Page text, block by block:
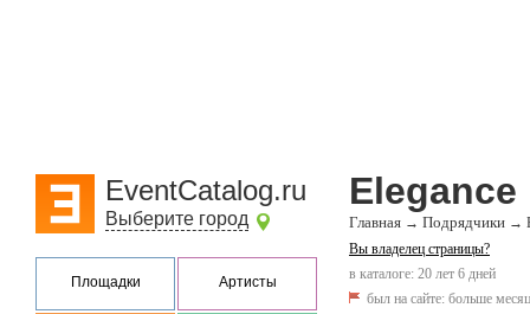
EventCatalog.ru
Выберите город
Площадки Артисты
Elegance
Главная → Подрядчики →
Вы владелец страницы?
в каталоге: 20 лет 6 дней
был на сайте: больше